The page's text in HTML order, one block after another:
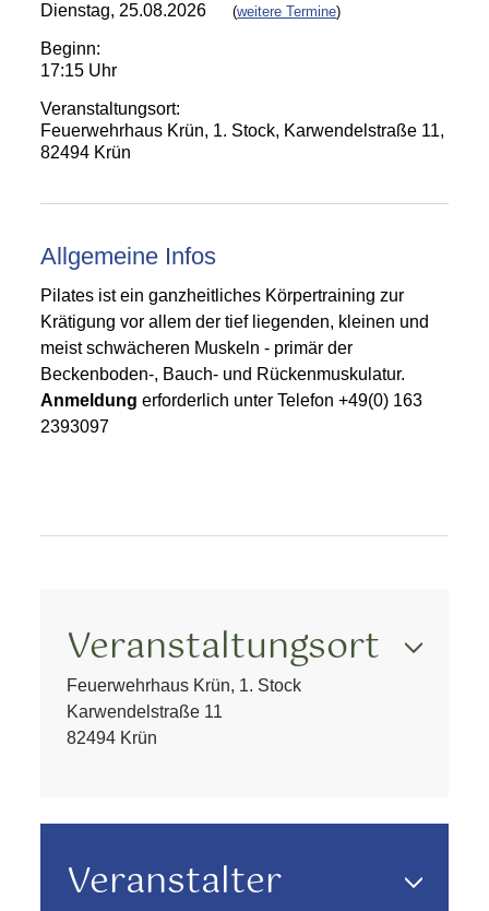
Dienstag, 25.08.2026
(weitere Termine)
Beginn:
17:15 Uhr
Veranstaltungsort:
Feuerwehrhaus Krün, 1. Stock, Karwendelstraße 11,
82494 Krün
Allgemeine Infos
Pilates ist ein ganzheitliches Körpertraining zur
Krätigung vor allem der tief liegenden, kleinen und
meist schwächeren Muskeln - primär der
Beckenboden-, Bauch- und Rückenmuskulatur.
Anmeldung erforderlich unter Telefon +49(0) 163
2393097
Veranstaltungsort
Feuerwehrhaus Krün, 1. Stock
Karwendelstraße 11
82494 Krün
Veranstalter